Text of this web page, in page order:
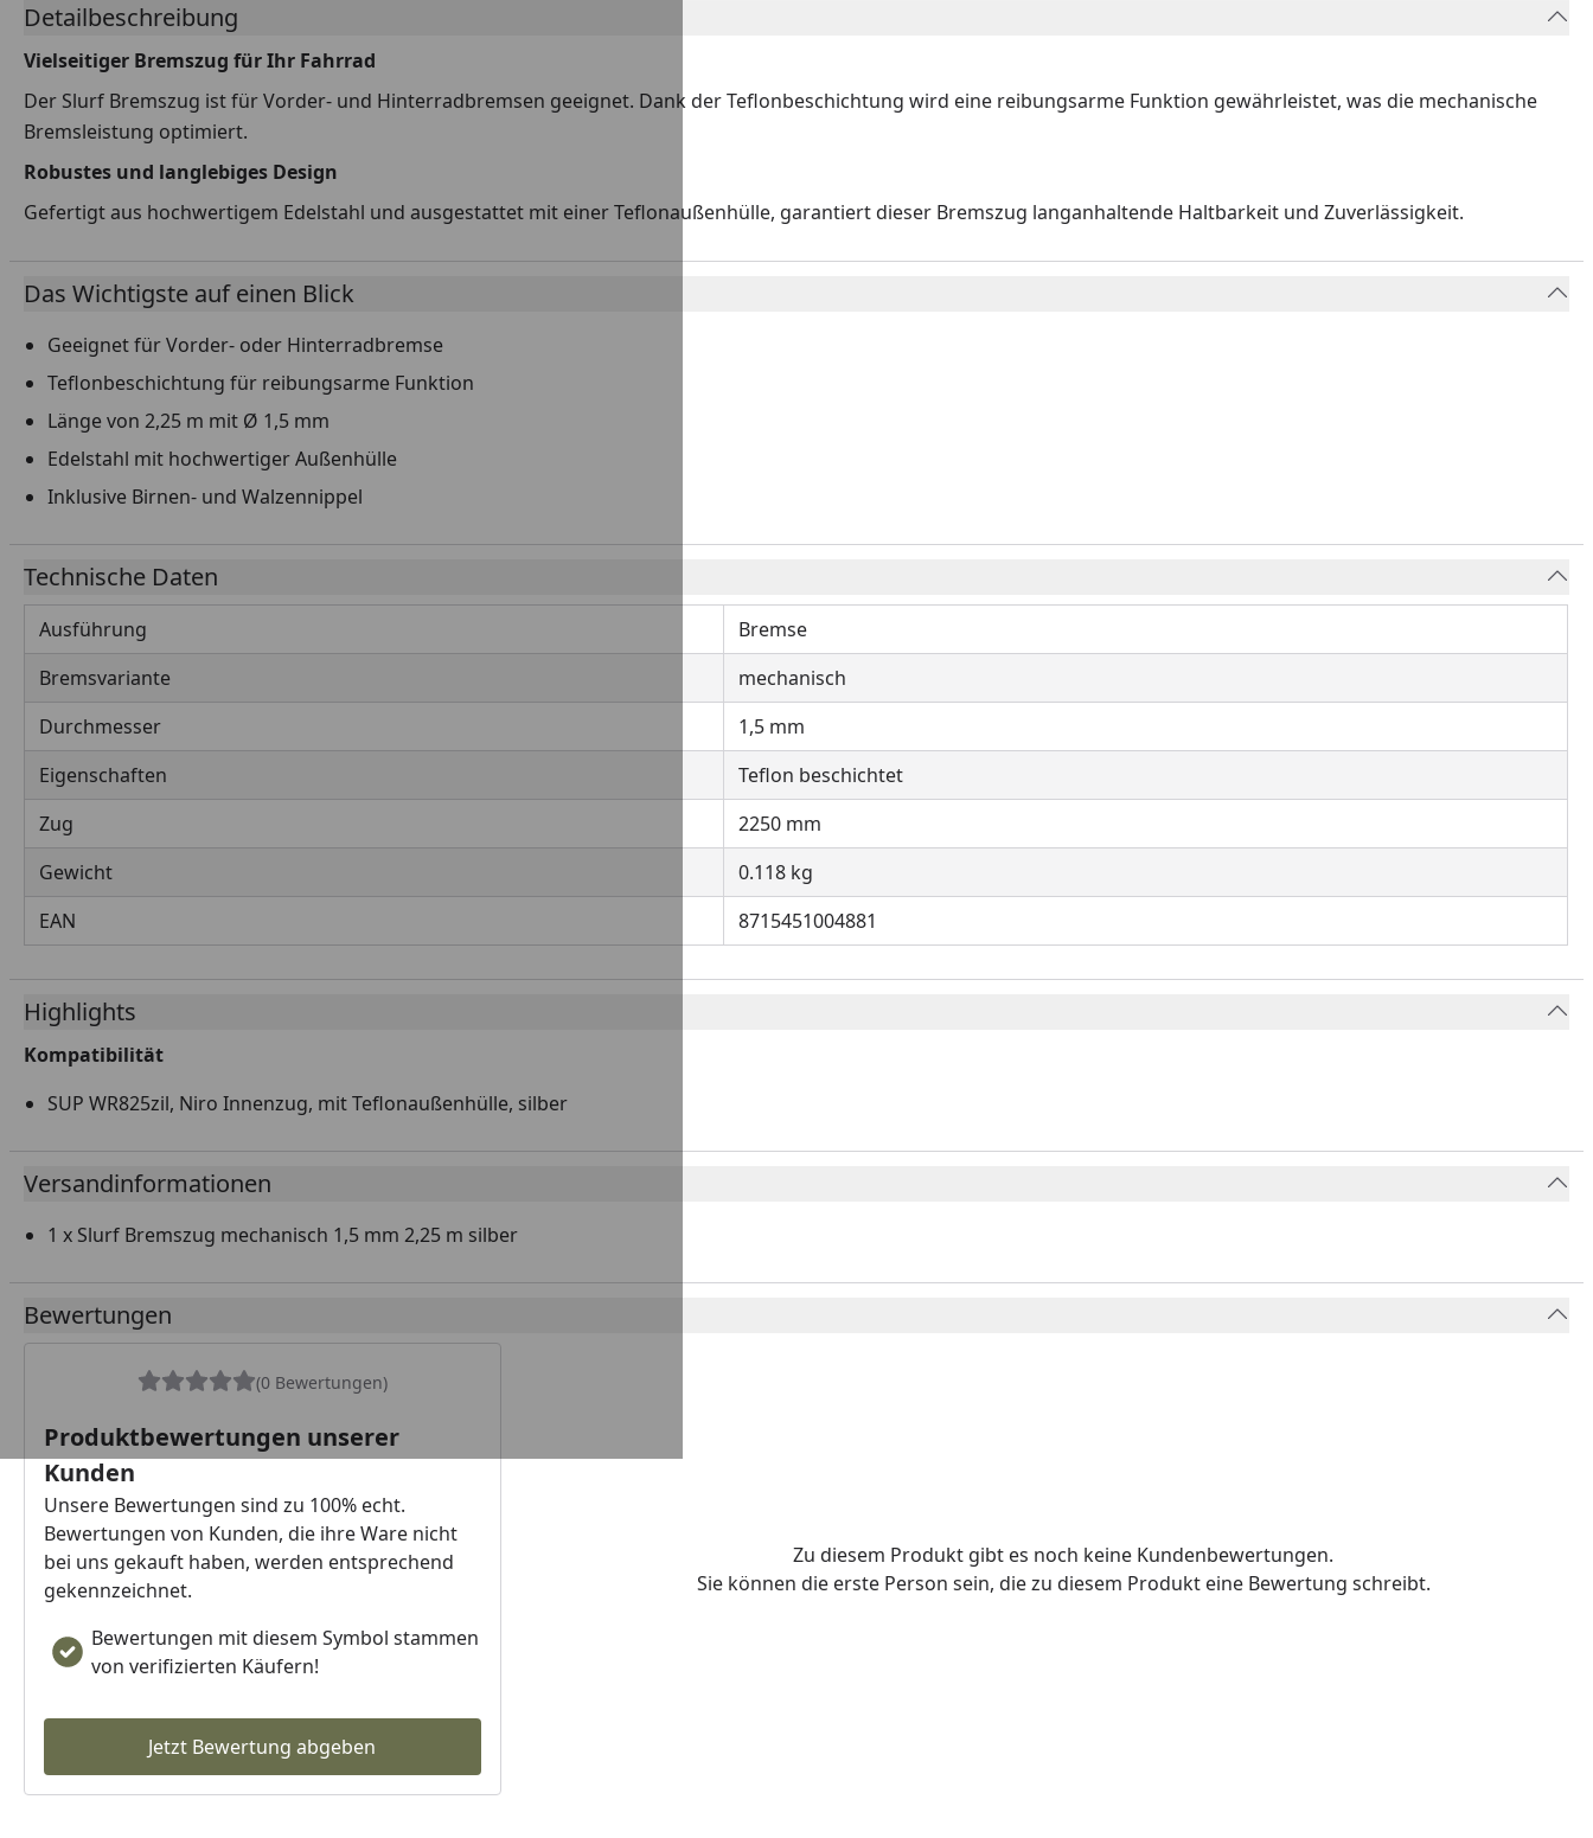
Detailbeschreibung
Vielseitiger Bremszug für Ihr Fahrrad
Der Slurf Bremszug ist für Vorder- und Hinterradbremsen geeignet. Dank der Teflonbeschichtung wird eine reibungsarme Funktion gewährleistet, was die mechanische
Bremsleistung optimiert.
Robustes und langlebiges Design
Gefertigt aus hochwertigem Edelstahl und ausgestattet mit einer Teflonaußenhülle, garantiert dieser Bremszug langanhaltende Haltbarkeit und Zuverlässigkeit.
Das Wichtigste auf einen Blick
Geeignet für Vorder- oder Hinterradbremse
Teflonbeschichtung für reibungsarme Funktion
Länge von 2,25 m mit Ø 1,5 mm
Edelstahl mit hochwertiger Außenhülle
Inklusive Birnen- und Walzennippel
Technische Daten
Ausführung
Bremse
Bremsvariante
mechanisch
Durchmesser
1,5 mm
Eigenschaften
Teflon beschichtet
Zug
2250 mm
Gewicht
0.118 kg
EAN
8715451004881
Highlights
Kompatibilität
SUP WR825zil, Niro Innenzug, mit Teflonaußenhülle, silber
Versandinformationen
1 x Slurf Bremszug mechanisch 1,5 mm 2,25 m silber
Bewertungen
(0 Bewertungen)
Produktbewertungen unserer
Kunden
Unsere Bewertungen sind zu 100% echt.
Bewertungen von Kunden, die ihre Ware nicht
bei uns gekauft haben, werden entsprechend
gekennzeichnet.
Bewertungen mit diesem Symbol stammen
von verifizierten Käufern!
Jetzt Bewertung abgeben
Zu diesem Produkt gibt es noch keine Kundenbewertungen.
Sie können die erste Person sein, die zu diesem Produkt eine Bewertung schreibt.